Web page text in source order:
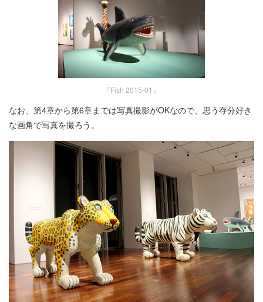
『Fish 2015-01』
なお、第4章から第6章までは写真撮影がOKなので、思う存分好き
な画角で写真を撮ろう。